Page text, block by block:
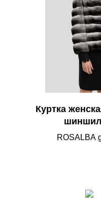
Куртка
ROSALBA